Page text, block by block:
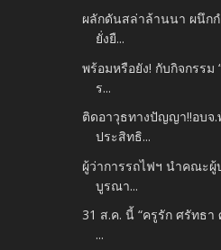
ผลักดันสล่าล้านนา ผนึก
ยั่งยื...
พร้อมหรือยัง! กับกิจกรรม
ร...
ติดอาวุธทางปัญญา!!อบจ.
ประสิทธิ...
ผู้ว่าการรถไฟฯ นำคณะ
บูรณา...
31 ส.ค. นี้ “ครูรัก ศรัทธ
...